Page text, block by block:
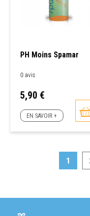
PH Moins Spamar
0 avis
Prix
5,90 €
EN SAVOIR +
1